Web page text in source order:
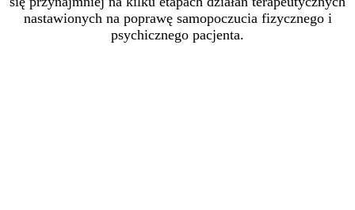
nastawionych na poprawę samopoczucia fizycznego i
psychicznego pacjenta.